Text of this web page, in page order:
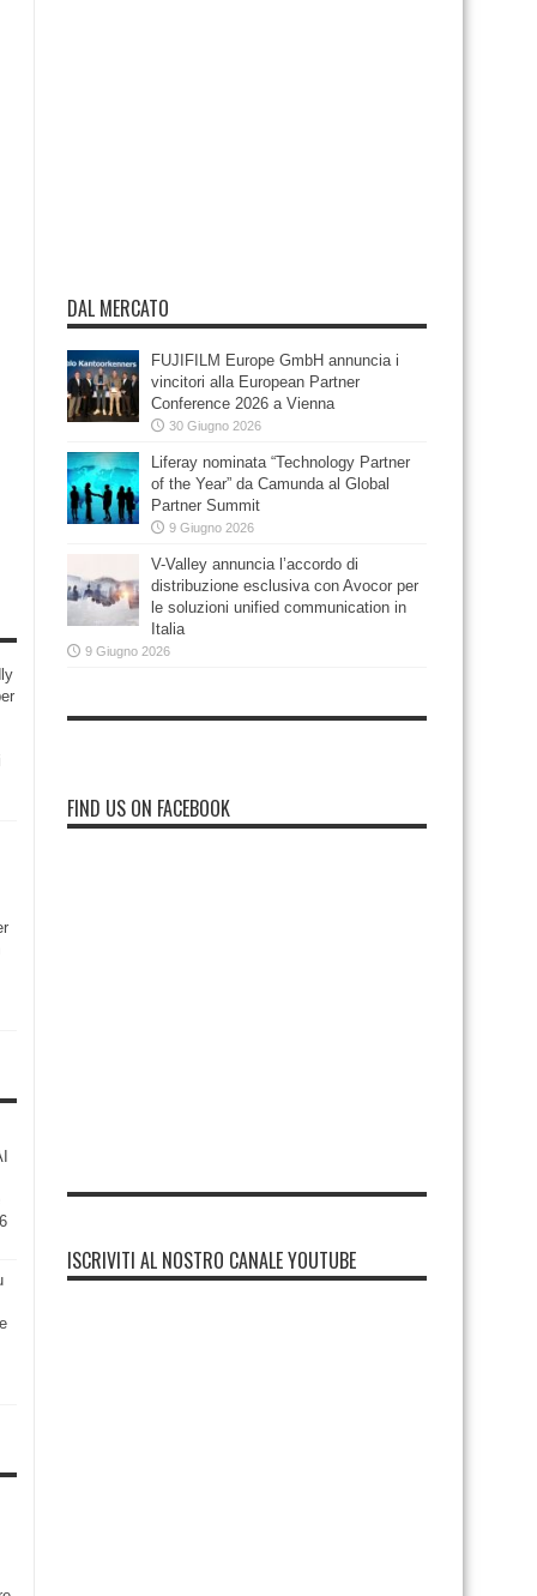
DAL MERCATO
FUJIFILM Europe GmbH annuncia i
vincitori alla European Partner
Conference 2026 a Vienna
30 Giugno 2026
Liferay nominata “Technology Partner
of the Year” da Camunda al Global
Partner Summit
9 Giugno 2026
V-Valley annuncia l’accordo di
distribuzione esclusiva con Avocor per
le soluzioni unified communication in
Italia
9 Giugno 2026
FIND US ON FACEBOOK
ISCRIVITI AL NOSTRO CANALE YOUTUBE